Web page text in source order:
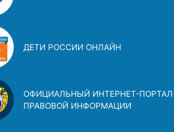
ДЕТИ РОССИИ ОНЛАЙН
ОФИЦИАЛЬНЫЙ ИНТЕРНЕТ-ПОРТАЛ
ПРАВОВОЙ ИНФОРМАЦИИ